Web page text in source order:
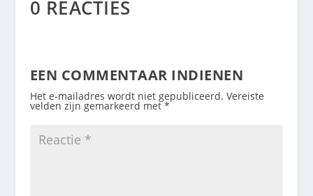
0 REACTIES
EEN COMMENTAAR INDIENEN
Het e-mailadres wordt niet gepubliceerd. Vereiste
velden zijn gemarkeerd met*